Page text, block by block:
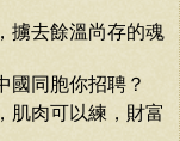
擄去餘溫尚存的魂
國同胞你招聘？
肌肉可以練，財富